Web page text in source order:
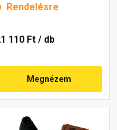
Rendelésre
110 Ft / db
Megnézem